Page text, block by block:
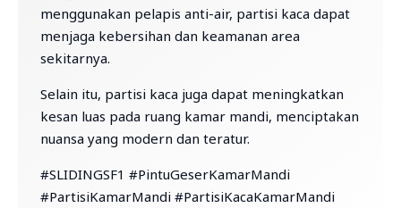
menggunakan pelapis anti-air, partisi kaca dapat
menjaga kebersihan dan keamanan area
sekitarnya.
Selain itu, partisi kaca juga dapat meningkatkan
kesan luas pada ruang kamar mandi, menciptakan
nuansa yang modern dan teratur.
#SLIDINGSF1 #PintuGeserKamarMandi
#PartisiKamarMandi #PartisiKacaKamarMandi